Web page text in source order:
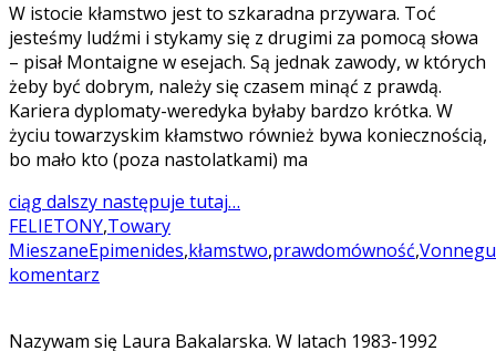
W istocie kłamstwo jest to szkaradna przywara. Toć
jesteśmy ludźmi i stykamy się z drugimi za pomocą słowa
– pisał Montaigne w esejach. Są jednak zawody, w których
żeby być dobrym, należy się czasem minąć z prawdą.
Kariera dyplomaty-weredyka byłaby bardzo krótka. W
życiu towarzyskim kłamstwo również bywa koniecznością,
bo mało kto (poza nastolatkami) ma
ciąg dalszy następuje tutaj…
FELIETONY,Towary
MieszaneEpimenides,kłamstwo,prawdomówność,
komentarz
Nazywam się Laura Bakalarska. W latach 1983-1992